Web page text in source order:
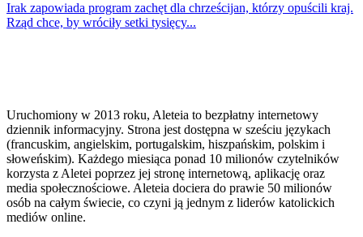
Irak zapowiada program zachęt dla chrześcijan, którzy opuścili kraj.
Rząd chce, by wróciły setki tysięcy...
Uruchomiony w 2013 roku, Aleteia to bezpłatny internetowy
dziennik informacyjny. Strona jest dostępna w sześciu językach
(francuskim, angielskim, portugalskim, hiszpańskim, polskim i
słoweńskim). Każdego miesiąca ponad 10 milionów czytelników
korzysta z Aletei poprzez jej stronę internetową, aplikację oraz
media społecznościowe. Aleteia dociera do prawie 50 milionów
osób na całym świecie, co czyni ją jednym z liderów katolickich
mediów online.